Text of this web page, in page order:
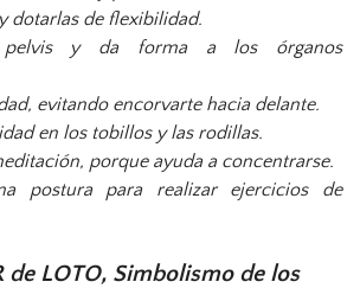
dotarlas de flexibilidad.
pelvis y da forma a los órganos
evitando encorvarte hacia delante.
en los tobillos y las rodillas.
porque ayuda a concentrarse.
postura para realizar ejercicios de
de LOTO, Simbolismode los